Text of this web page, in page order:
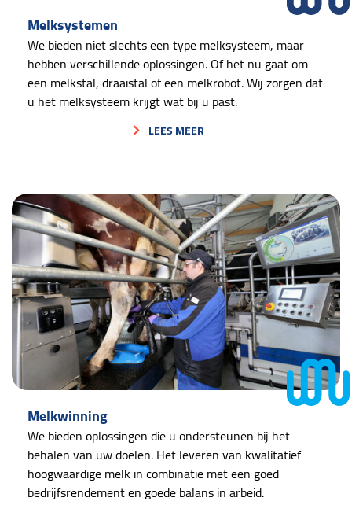
Melksystemen
We bieden niet slechts een type melksysteem, maar
hebben verschillende oplossingen. Of het nu gaat om
een melkstal, draaistal of een melkrobot. Wij zorgen dat
u het melksysteem krijgt wat bij u past.
LEES MEER
Melkwinning
We bieden oplossingen die u ondersteunen bij het
behalen van uw doelen. Het leveren van kwalitatief
hoogwaardige melk in combinatie met een goed
bedrijfsrendement en goede balans in arbeid.